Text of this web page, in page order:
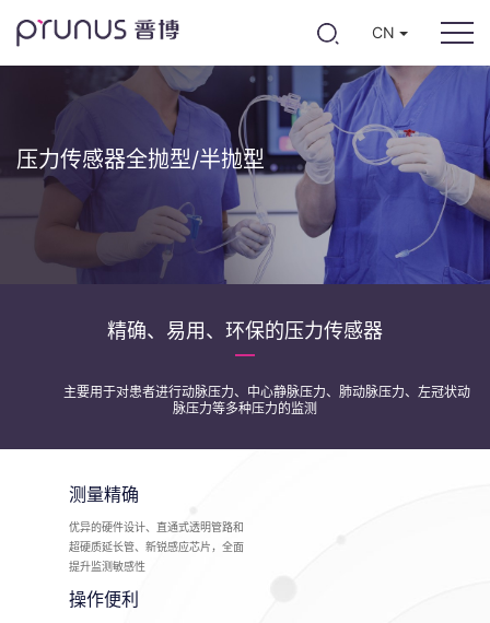
CN
压力传感器全抛型/半抛型
精确、易用、环保的压力传感器
主要用于对患者进行动脉压力、中心静脉压力、肺动脉压力、左冠状动
脉压力等多种压力的监测
测量精确
优异的硬件设计、直通式透明管路和
超硬质延长管、新锐感应芯片，全面
提升监测敏感性
操作便利